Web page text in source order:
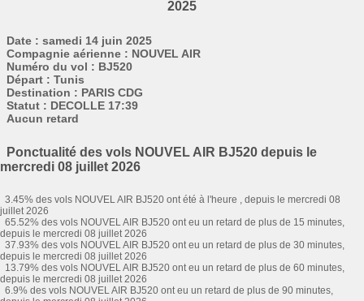
2025
Date : samedi 14 juin 2025
Compagnie aérienne : NOUVEL AIR
Numéro du vol : BJ520
Départ : Tunis
Destination : PARIS CDG
Statut : DECOLLE 17:39
Aucun retard
Ponctualité des vols NOUVEL AIR BJ520 depuis le
mercredi 08 juillet 2026
3.45% des vols NOUVEL AIR BJ520 ont été à l'heure , depuis le mercredi 08
juillet 2026
65.52% des vols NOUVEL AIR BJ520 ont eu un retard de plus de 15 minutes,
depuis le mercredi 08 juillet 2026
37.93% des vols NOUVEL AIR BJ520 ont eu un retard de plus de 30 minutes,
depuis le mercredi 08 juillet 2026
13.79% des vols NOUVEL AIR BJ520 ont eu un retard de plus de 60 minutes,
depuis le mercredi 08 juillet 2026
6.9% des vols NOUVEL AIR BJ520 ont eu un retard de plus de 90 minutes,